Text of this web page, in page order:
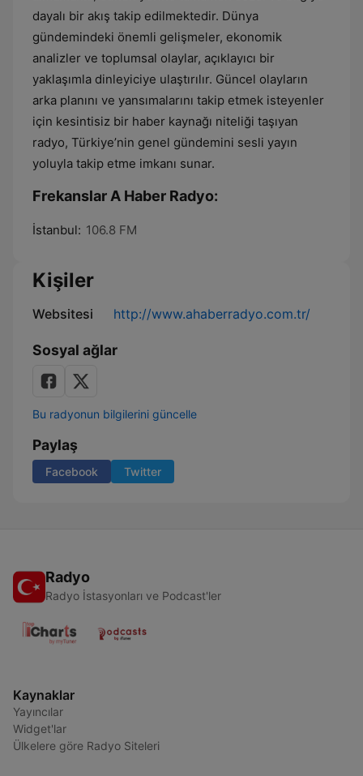
dayalı bir akış takip edilmektedir. Dünya
gündemindeki önemli gelişmeler, ekonomik
analizler ve toplumsal olaylar, açıklayıcı bir
yaklaşımla dinleyiciye ulaştırılır. Güncel olayların
arka planını ve yansımalarını takip etmek isteyenler
için kesintisiz bir haber kaynağı niteliği taşıyan
radyo, Türkiye’nin genel gündemini sesli yayın
yoluyla takip etme imkanı sunar.
Frekanslar A Haber Radyo:
İstanbul: 106.8 FM
Kişiler
Websitesi http://www.ahaberradyo.com.tr/
Sosyal ağlar
Bu radyonun bilgilerini güncelle
Paylaş
Facebook Twitter
Radyo
Radyo İstasyonları ve Podcast'ler
Kaynaklar
Yayıncılar
Widget'lar
Ülkelere göre Radyo Siteleri